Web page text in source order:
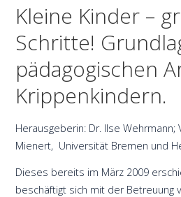
Kleine Kinder –
Schritte!
pädagogischen
Krippenkindern.
Herausgeberin: Dr. Ilse Wehrmann;
Mienert, Universität Bremen und
Dieses bereits im März 2009
beschäftigt sich mit der Betreuung